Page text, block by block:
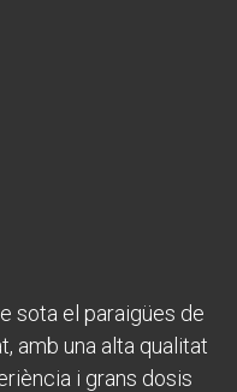
sota el paraigües de
amb una alta qualitat
i grans dosis